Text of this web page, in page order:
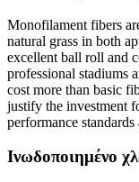
Monofilament fibers
natural grass in both
excellent ball roll and
professional stadiums
cost more than basic
justify the investment
performance standards
Ινωδοποιημένο